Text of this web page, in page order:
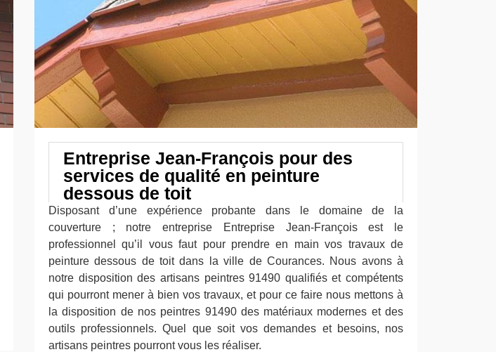
Entreprise Jean-François pour des
services de qualité en peinture
dessous de toit
Disposant d’une expérience probante dans le domaine de la
couverture ; notre entreprise Entreprise Jean-François est le
professionnel qu’il vous faut pour prendre en main vos travaux de
peinture dessous de toit dans la ville de Courances. Nous avons à
notre disposition des artisans peintres 91490 qualifiés et compétents
qui pourront mener à bien vos travaux, et pour ce faire nous mettons à
la disposition de nos peintres 91490 des matériaux modernes et des
outils professionnels. Quel que soit vos demandes et besoins, nos
artisans peintres pourront vous les réaliser.